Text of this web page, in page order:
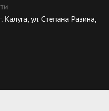
ул. Степана Разина,